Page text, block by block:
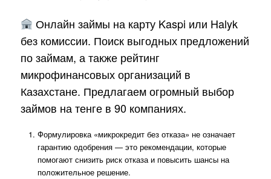
Онлайн займы на карту Kaspi или Halyk
без комиссии. Поиск выгодных предложений
по займам, а также рейтинг
микрофинансовых организаций в
Казахстане. Предлагаем огромный выбор
займов на тенге в 90 компаниях.
Формулировка «микрокредит без отказа» не означает
гарантию одобрения — это рекомендации, которые
помогают снизить риск отказа и повысить шансы на
положительное решение.